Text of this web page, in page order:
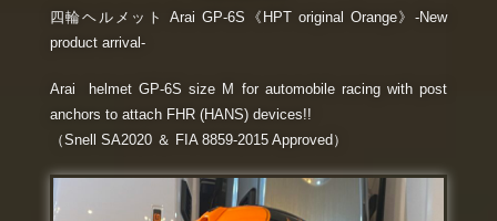
四輪ヘルメット Arai GP-6S《HPT original Orange》-New
product arrival-
Arai helmet GP-6S size M for automobile racing with post
anchors to attach FHR (HANS) devices!!
（Snell SA2020 ＆ FIA 8859-2015 Approved）